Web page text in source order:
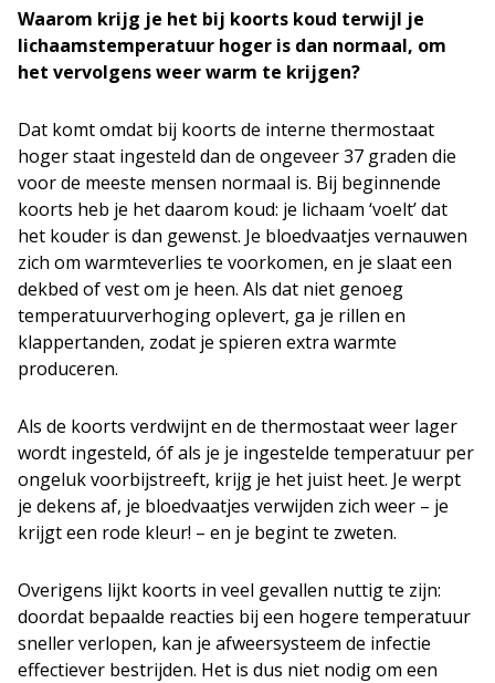
Waarom krijg je het bij koorts koud terwijl je
lichaamstemperatuur hoger is dan normaal, om
het vervolgens weer warm te krijgen?
Dat komt omdat bij koorts de interne thermostaat
hoger staat ingesteld dan de ongeveer 37 graden die
voor de meeste mensen normaal is. Bij beginnende
koorts heb je het daarom koud: je lichaam ‘voelt’ dat
het kouder is dan gewenst. Je bloedvaatjes vernauwen
zich om warmteverlies te voorkomen, en je slaat een
dekbed of vest om je heen. Als dat niet genoeg
temperatuurverhoging oplevert, ga je rillen en
klappertanden, zodat je spieren extra warmte
produceren.
Als de koorts verdwijnt en de thermostaat weer lager
wordt ingesteld, óf als je je ingestelde temperatuur per
ongeluk voorbijstreeft, krijg je het juist heet. Je werpt
je dekens af, je bloedvaatjes verwijden zich weer – je
krijgt een rode kleur! – en je begint te zweten.
Overigens lijkt koorts in veel gevallen nuttig te zijn:
doordat bepaalde reacties bij een hogere temperatuur
sneller verlopen, kan je afweersysteem de infectie
effectiever bestrijden. Het is dus niet nodig om een